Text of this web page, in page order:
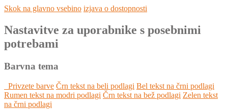
Skok na glavno vsebino izjava o dostopnosti
Nastavitve za uporabnike s posebnimi
potrebami
Barvna tema
Privzete barve Črn tekst na beli podlagi Bel tekst na črni podlagi
Rumen tekst na modri podlagi Črn tekst na bež podlagi Zelen tekst
na črni podlagi